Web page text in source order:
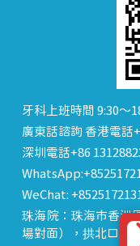
牙科上班時間 9:30～
廣東話諮詢 香港電話
深圳電話+86
WeChat:
珠海院：珠海市香洲
場對面），拱北口岸